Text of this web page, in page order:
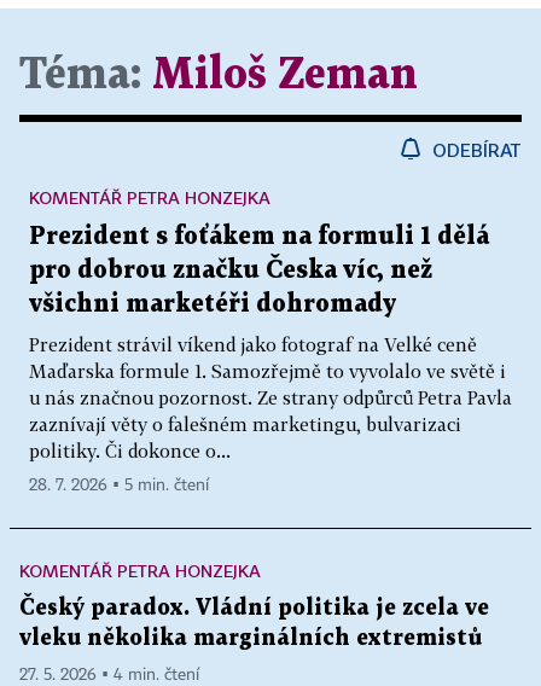
Téma: Miloš Zeman
ODEBÍRAT
Prezident s foťákem na formuli 1 dělá
pro dobrou značku Česka víc, než
všichni marketéři dohromady
Prezident strávil víkend jako fotograf na Velké ceně
Maďarska formule 1. Samozřejmě to vyvolalo ve světě i
u nás značnou pozornost. Ze strany odpůrců Petra Pavla
zaznívají věty o falešném marketingu, bulvarizaci
politiky. Či dokonce o...
KOMENTÁŘ PETRA HONZEJKA
28. 7. 2026 ▪ 5 min. čtení
KOMENTÁŘ PETRA HONZEJKA
Český paradox. Vládní politika je zcela ve
vleku několika marginálních extremistů
27. 5. 2026 ▪ 4 min. čtení